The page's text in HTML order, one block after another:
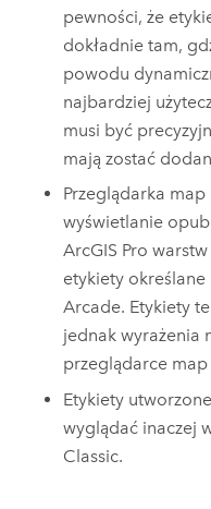
pewności, że
dokładnie tam,
powodu
najbardziej
musi być
mają zostać
Przeglądarka map
wyświetlanie
ArcGIS Pro
etykiety
Arcade. Etykiety
jednak wyrażenia
przeglądarce map
Etykiety
wyglądać inaczej
Classic.